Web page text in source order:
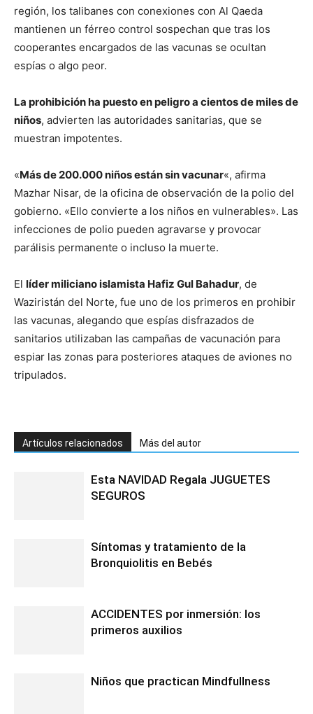
región, los talibanes con conexiones con Al Qaeda
mantienen un férreo control sospechan que tras los
cooperantes encargados de las vacunas se ocultan
espías o algo peor.
La prohibición ha puesto en peligro a cientos de miles de
niños, advierten las autoridades sanitarias, que se
muestran impotentes.
«Más de 200.000 niños están sin vacunar«, afirma
Mazhar Nisar, de la oficina de observación de la polio del
gobierno. «Ello convierte a los niños en vulnerables». Las
infecciones de polio pueden agravarse y provocar
parálisis permanente o incluso la muerte.
El líder miliciano islamista Hafiz Gul Bahadur, de
Waziristán del Norte, fue uno de los primeros en prohibir
las vacunas, alegando que espías disfrazados de
sanitarios utilizaban las campañas de vacunación para
espiar las zonas para posteriores ataques de aviones no
tripulados.
Artículos relacionados Más del autor
Esta NAVIDAD Regala JUGUETES
SEGUROS
Síntomas y tratamiento de la
Bronquiolitis en Bebés
ACCIDENTES por inmersión: los
primeros auxilios
Niños que practican Mindfullness